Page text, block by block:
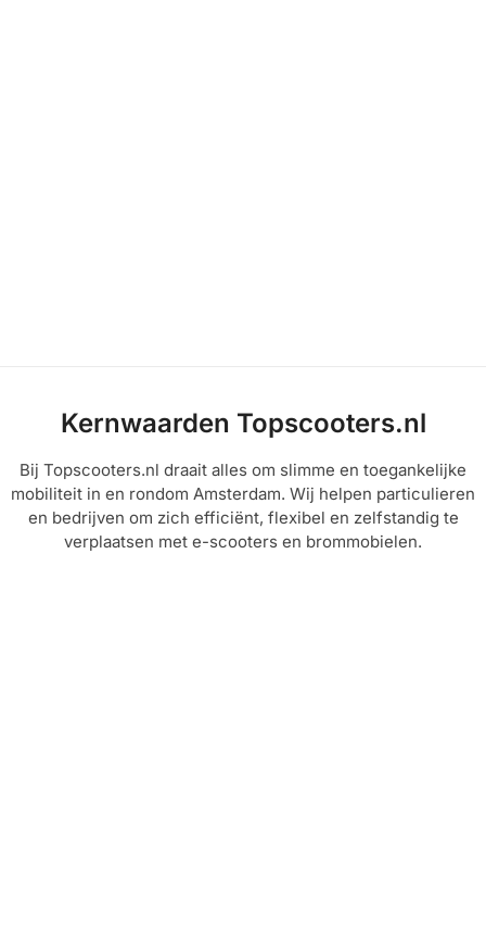
Kernwaarden Topscooters.nl
Bij Topscooters.nl draait alles om slimme en toegankelijke
mobiliteit in en rondom Amsterdam. Wij helpen particulieren
en bedrijven om zich efficiënt, flexibel en zelfstandig te
verplaatsen met e-scooters en brommobielen.